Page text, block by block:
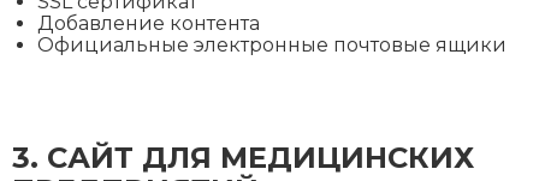
Добавление контента
Официальные электронные почтовые ящики
3. CАЙТ ДЛЯ МЕДИЦИНСКИХ